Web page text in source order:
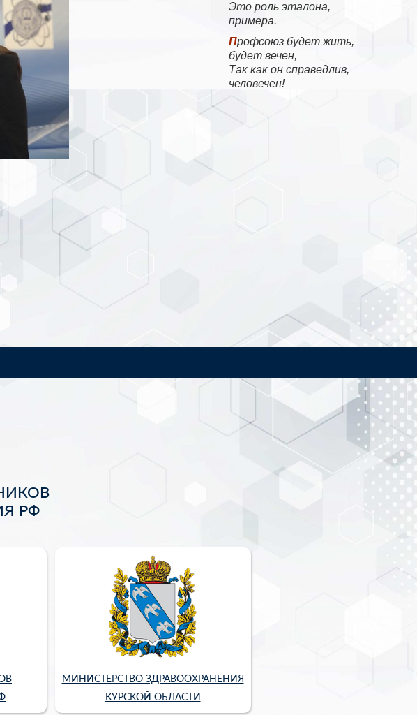
Это роль эталона,
примера.
Профсоюз будет жить,
будет вечен,
Так как он справедлив,
человечен!
РФ
МИНИСТЕРСТВО ЗДРАВООХРАНЕНИЯ
КУРСКОЙ ОБЛАСТИ